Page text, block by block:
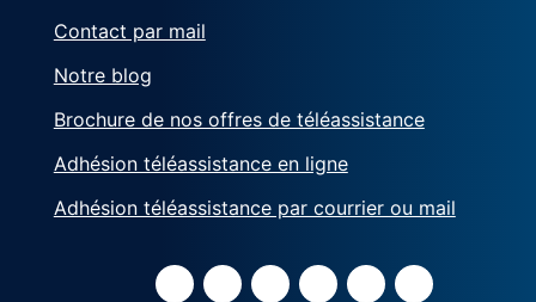
Contact par mail
Notre blog
Brochure de nos offres de téléassistance
Adhésion téléassistance en ligne
Adhésion téléassistance par courrier ou mail